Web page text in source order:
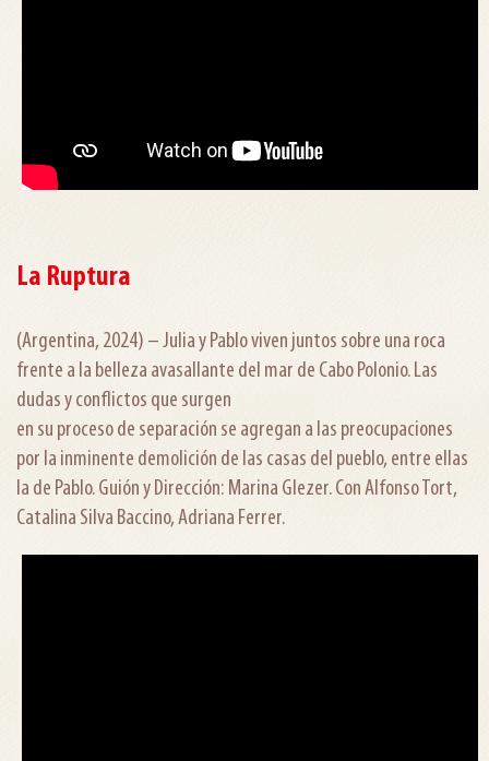
La Ruptura
(Argentina, 2024) – Julia y Pablo viven juntos sobre una roca
frente a la belleza avasallante del mar de Cabo Polonio. Las
dudas y conflictos que surgen
en su proceso de separación se agregan a las preocupaciones
por la inminente demolición de las casas del pueblo, entre ellas
la de Pablo. Guión y Dirección: Marina Glezer. Con Alfonso Tort,
Catalina Silva Baccino, Adriana Ferrer.